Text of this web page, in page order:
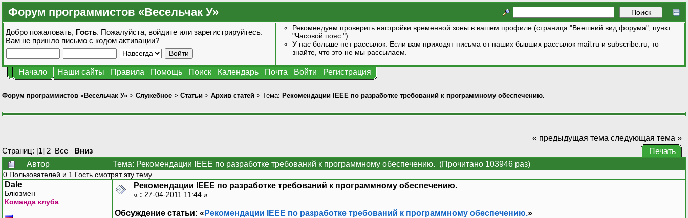
Форум программистов «Весельчак У»
Добро пожаловать, Гость. Пожалуйста, войдите или зарегистрируйтесь.
Вам не пришло письмо с кодом активации?
Рекомендуем проверить настройки временной зоны в вашем профиле (страница "Внешний вид форума", пункт
"Часовой пояс:").
У нас больше нет рассылок. Если вам приходят письма от наших бывших рассылок mail.ru и subscribe.ru, то
знайте, что это не мы рассылаем.
Начало Наши сайты Правила Помощь Поиск Календарь Почта Войти Регистрация
Форум программистов «Весельчак У» > Служебное > Статьи > Архив статей > Тема: Рекомендации IEEE по разработке требований к программному обеспечению.
Страниц: [1] 2 Все Вниз
« предыдущая тема следующая тема »
Печать
Автор
Тема: Рекомендации IEEE по разработке требований к программному обеспечению. (Прочитано 103946 раз)
0 Пользователей и 1 Гость смотрят эту тему.
Dale
Блюзмен
Команда клуба
Рекомендации IEEE по разработке требований к программному обеспечению.
« : 27-04-2011 11:44 »
Обсуждение статьи: « Рекомендации IEEE по разработке требований к программному обеспечению.»